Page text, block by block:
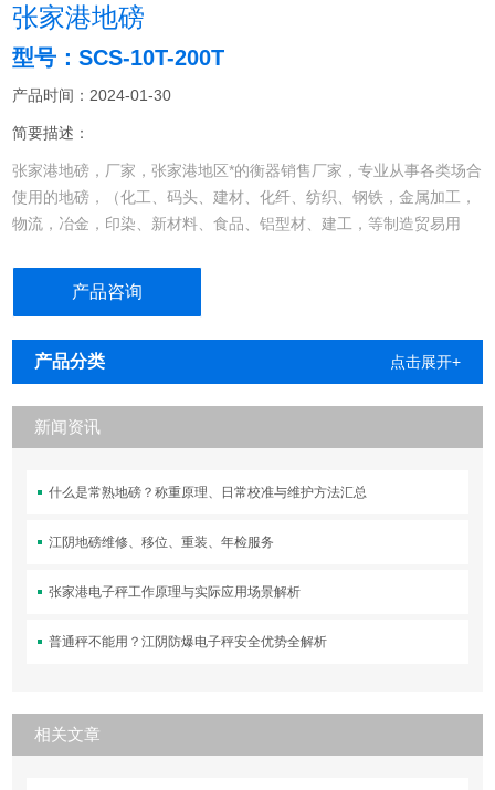
张家港地磅
型号：SCS-10T-200T
产品时间：2024-01-30
简要描述：
张家港地磅，厂家，张家港地区*的衡器销售厂家，专业从事各类场合
使用的地磅，（化工、码头、建材、化纤、纺织、钢铁，金属加工，
物流，冶金，印染、新材料、食品、铝型材、建工，等制造贸易用
产品咨询
产品分类 点击展开+
新闻资讯
什么是常熟地磅？称重原理、日常校准与维护方法汇总
江阴地磅维修、移位、重装、年检服务
张家港电子秤工作原理与实际应用场景解析
普通秤不能用？江阴防爆电子秤安全优势全解析
相关文章